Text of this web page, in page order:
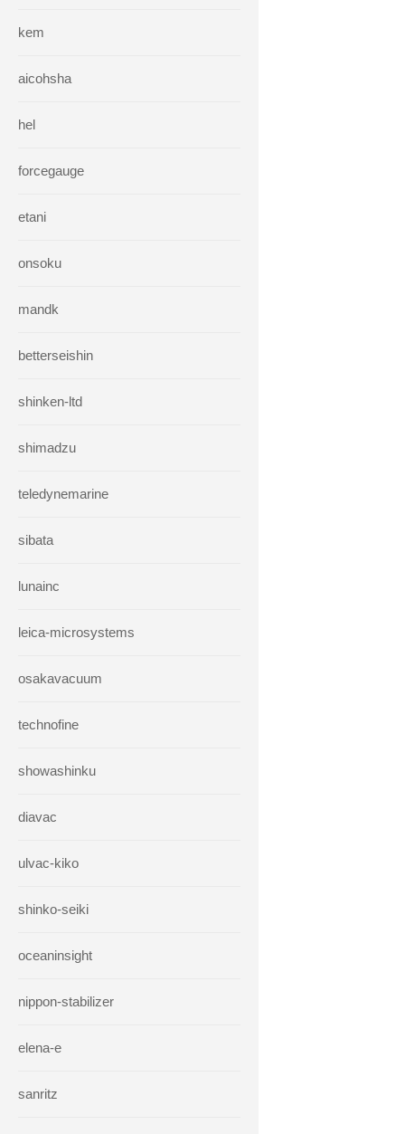
kem
aicohsha
hel
forcegauge
etani
onsoku
mandk
betterseishin
shinken-ltd
shimadzu
teledynemarine
sibata
lunainc
leica-microsystems
osakavacuum
technofine
showashinku
diavac
ulvac-kiko
shinko-seiki
oceaninsight
nippon-stabilizer
elena-e
sanritz